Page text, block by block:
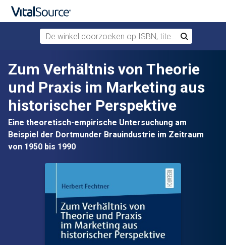
Verdergaan naar belangrijkste inhoud
De winkel doorzoeken op ISBN, titel of auteur
Zoek
Zum Verhältnis von Theorie
und Praxis im Marketing aus
historischer Perspektive
Eine theoretisch-empirische Untersuchung am
Beispiel der Dortmunder Brauindustrie im Zeitraum
von 1950 bis 1990